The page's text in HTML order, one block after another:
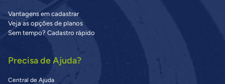
Vantagens em cadastrar
Veja as opções de planos
Sem tempo? Cadastro rápido
Precisa de Ajuda?
Central de Ajuda